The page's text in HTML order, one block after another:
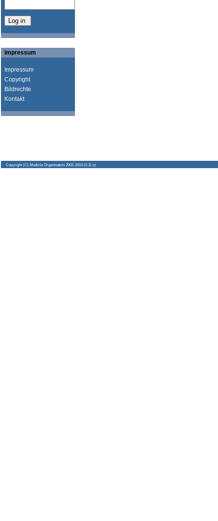
Impressum
Impressum
Copyright
Bildrechte
Kontakt
Copyright (C) Medicle Organisation 2002-2013 (0.11 s)